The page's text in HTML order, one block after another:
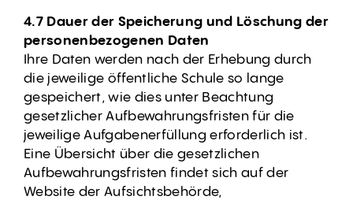
4.7 Dauer der Speicherung und Löschung der
personenbezogenen Daten
Ihre Daten werden nach der Erhebung durch
die jeweilige öffentliche Schule so lange
gespeichert, wie dies unter Beachtung
gesetzlicher Aufbewahrungsfristen für die
jeweilige Aufgabenerfüllung erforderlich ist.
Eine Übersicht über die gesetzlichen
Aufbewahrungsfristen findet sich auf der
Website der Aufsichtsbehörde,